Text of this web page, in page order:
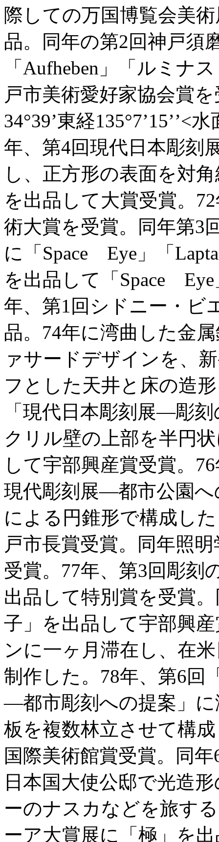
際しての万国博覧会美
品。同年の第2回神戸須
「Aufheben」「ルミナ
戸市美術愛好家協会賞
34°39’東経135°7’15’’<
年、第4回現代日本彫刻
し、正方形の表面を対
を出品して大賞受賞。
術大賞を受賞。同年第3
に「Space Eye」「
を出品して「Space
年、第1回シドニー・ビ
品。74年に湾曲した金
ァサードデザインを、
フとした天井と床の造
「現代日本彫刻展―彫
クリル壁の上部を半円
して宇部興産賞受賞。
現代彫刻展―都市公園
による円錐形で構成し
戸市長賞受賞。同年照
受賞。77年、第3回彫刻
出品して特別賞を受賞
子」を出品して宇部興
ンに一ヶ月滞在し、在
制作した。78年、第6回
―都市彫刻への提案」
板を複数林立させて構
国際美術館賞受賞。同
日本国大使公邸で光造
ーのナスカなどを旅す
ーア大賞展に「極」を